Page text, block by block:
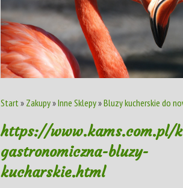
Start » Zakupy»Inne Sklepy»Bluzy kucherskie do
https://www.kams.com.pl/
gastronomiczna-bluzy-
kucharskie.html